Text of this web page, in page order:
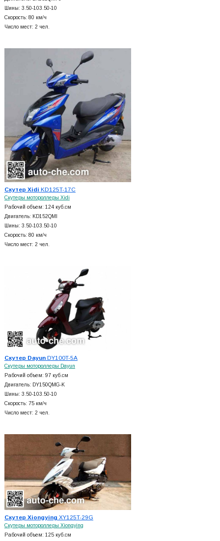
Шины: 3.50-103.50-10
Скорость: 80 км/ч
Число мест: 2 чел.
Скутер Xidi KD125T-17C
Скутеры мотороллеры Xidi
Рабочий объем: 124 куб.см
Двигатель: KD152QMI
Шины: 3.50-103.50-10
Скорость: 80 км/ч
Число мест: 2 чел.
Скутер DayunDY100T-5A
Скутеры мотороллеры Dayun
Рабочий объем: 97 куб.см
Двигатель: DY150QMG-K
Шины: 3.50-103.50-10
Скорость: 75 км/ч
Число мест: 2 чел.
Скутер Xiongying XY125T-29G
Скутеры мотороллеры Xiongying
Рабочий объем: 125 куб.см